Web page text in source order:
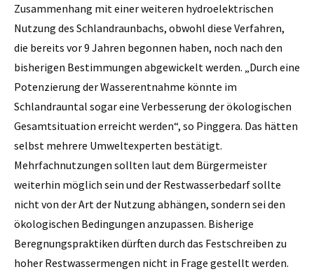
Zusammenhang mit einer weiteren hydroelektrischen
Nutzung des Schlandraunbachs, obwohl diese Verfahren,
die bereits vor 9 Jahren begonnen haben, noch nach den
bisherigen Bestimmungen abgewickelt werden. „Durch eine
Potenzierung der Wasserentnahme könnte im
Schlandrauntal sogar eine Verbesserung der ökologischen
Gesamtsituation erreicht werden“, so Pinggera. Das hätten
selbst mehrere Umweltexperten bestätigt.
Mehrfachnutzungen sollten laut dem Bürgermeister
weiterhin möglich sein und der Restwasserbedarf sollte
nicht von der Art der Nutzung abhängen, sondern sei den
ökologischen Bedingungen anzupassen. Bisherige
Beregnungspraktiken dürften durch das Festschreiben zu
hoher Restwassermengen nicht in Frage gestellt werden.